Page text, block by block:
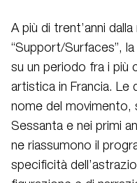
A più di trent’anni
“Support/Surfaces”,
su un periodo fra i più
artistica in Francia. Le
nome del movimento,
Sessanta e nei primi
ne riassumono il
specificità